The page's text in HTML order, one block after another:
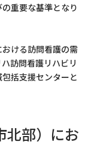
重要な基準となり
ける訪問看護の需
訪問看護リハビリ
括支援センターと
北部）にお